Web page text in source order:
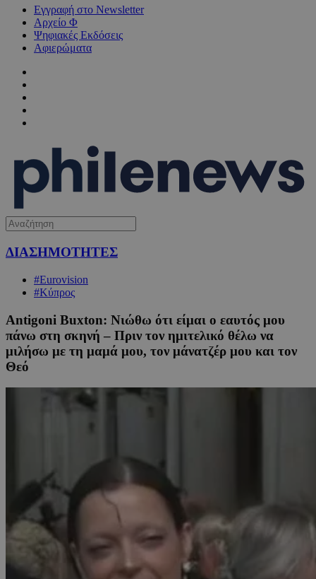
Εγγραφή στο Newsletter
Αρχείο Φ
Ψηφιακές Εκδόσεις
Αφιερώματα
ΔΙΑΣΗΜΟΤΗΤΕΣ
#Eurovision
#Κύπρος
Antigoni Buxton: Νιώθω ότι είμαι ο εαυτός μου
πάνω στη σκηνή – Πριν τον ημιτελικό θέλω να
μιλήσω με τη μαμά μου, τον μάνατζέρ μου και τον
Θεό